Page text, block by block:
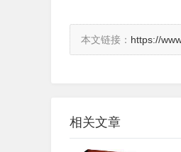
本文链接： https://
相关文章